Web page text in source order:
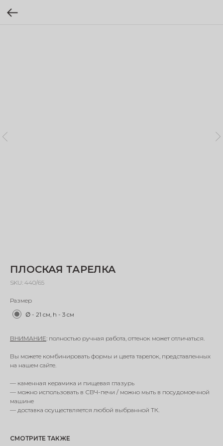
ПЛОСКАЯ ТАРЕЛКА
SKU: 440/65
Размер
∅ - 21 см, h - 3 см
ВНИМАНИЕ: полностью ручная работа, оттенок может отличаться.
Вы можете комбинировать формы и цвета тарелок, представленных
на нашем сайте.
— каменная керамика и пищевая глазурь
— можно использовать в СВЧ-печи / можно мыть в посудомоечной
машине
— доставка осуществляется любой выбранной ТК.
СМОТРИТЕ ТАКЖЕ